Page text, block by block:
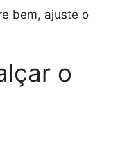
bem, ajuste o
o